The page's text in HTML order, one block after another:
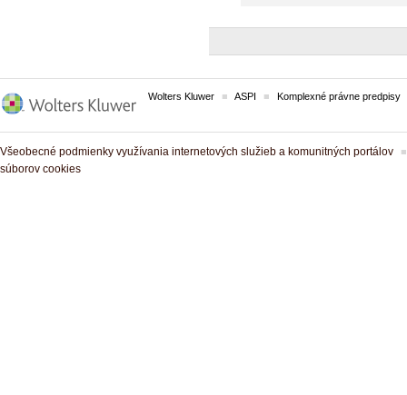
Wolters Kluwer ASPI Komplexné právne predpisy
Všeobecné podmienky využívania internetových služieb a komunitných portálov
súborov cookies